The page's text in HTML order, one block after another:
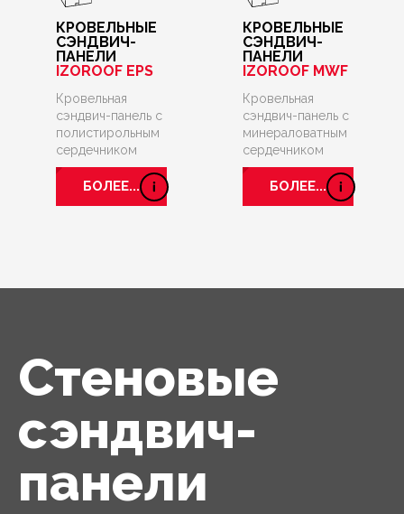
КРОВЕЛЬНЫЕ
СЭНДВИЧ-
ПАНЕЛИ
IZOROOF EPS
Кровельная
сэндвич-панель с
полистирольным
сердечником
БОЛЕЕ...
КРОВЕЛЬНЫЕ
СЭНДВИЧ-
ПАНЕЛИ
IZOROOF MWF
Кровельная
сэндвич-панель с
минераловатным
сердечником
БОЛЕЕ...
Стеновые
сэндвич-
панели